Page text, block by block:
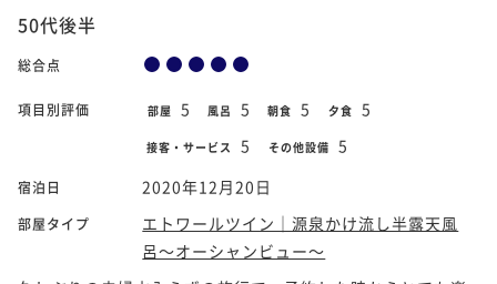
50代後半
総合点
項目別評価 部屋 5 風呂 5 朝食 5 夕食 5
接客・サービス 5 その他設備 5
宿泊日 2020年12月20日
部屋タイプ
エトワールツイン｜源泉かけ流し半露天風
呂～オーシャンビュー～